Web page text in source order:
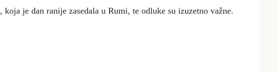
je dan ranije zasedala u Rumi, te odluke su izuzetno važne.